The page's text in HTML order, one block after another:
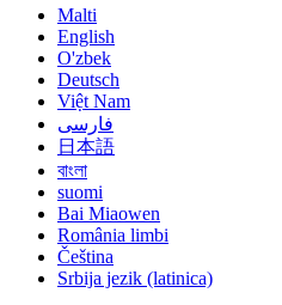
Malti
English
O'zbek
Deutsch
Việt Nam
فارسی
日本語
বাংলা
suomi
Bai Miaowen
România limbi
Čeština
Srbija jezik (latinica)